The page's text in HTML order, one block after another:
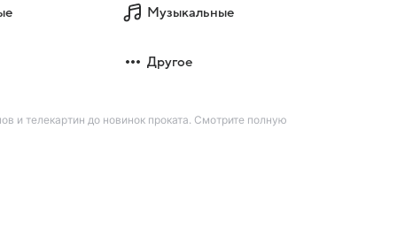
Музыкальные
Другое
и телекартин до новинок проката. Смотрите полную